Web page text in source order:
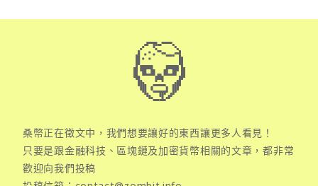
桑幣正在徵文中，我們想要讓好的東西讓更多人看見！
只要是跟金融科技、區塊鏈及加密貨幣相關的文章，都非常
歡迎向我們投稿